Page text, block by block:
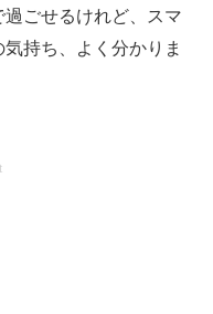
ごせるけれど、スマ
持ち、よく分かりま